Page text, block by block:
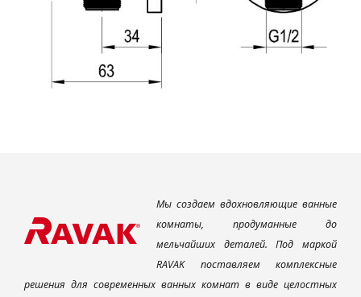
Мы создаем вдохновляющие ванные
комнаты, продуманные до
мельчайших деталей. Под маркой
RAVAK поставляем комплексные
решения для современных ванных комнат в виде целостных